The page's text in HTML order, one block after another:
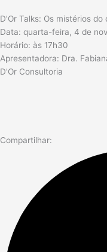
D’Or Talks: Os mistérios
Data: quarta-feira, 4 de
Horário: às 17h30
Apresentadora: Dra.
D'Or Consultoria
Compartilhar: